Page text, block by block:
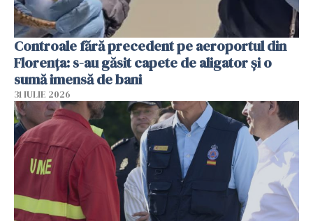
Controale fără precedent pe aeroportul din
Florența: s-au găsit capete de aligator și o
sumă imensă de bani
31 IULIE 2026